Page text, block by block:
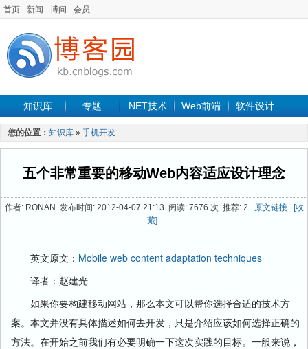
首页 新闻 博问 会员
知识库 专题 .NET技术 Web前端 软件设计
手机开发 软件工程
最新文章
您的位置： 知识库 » 手机开发
五个非常重要的移动Web内容适应设计理念
作者: RONAN 发布时间: 2012-04-07 21:13 阅读: 7676 次 推荐: 2 原文链接
[收
藏]
英文原文： Mobile web content adaptation techniques
译者：赵建光
如果你要构建移动网站，那么本文可以帮你选择合适的技术方
案。本文并没有具体描述如何去开发，只是介绍应该如何选择正确的
方法。在开始之前我们有必要明确一下这次实践的目标。一般来说，